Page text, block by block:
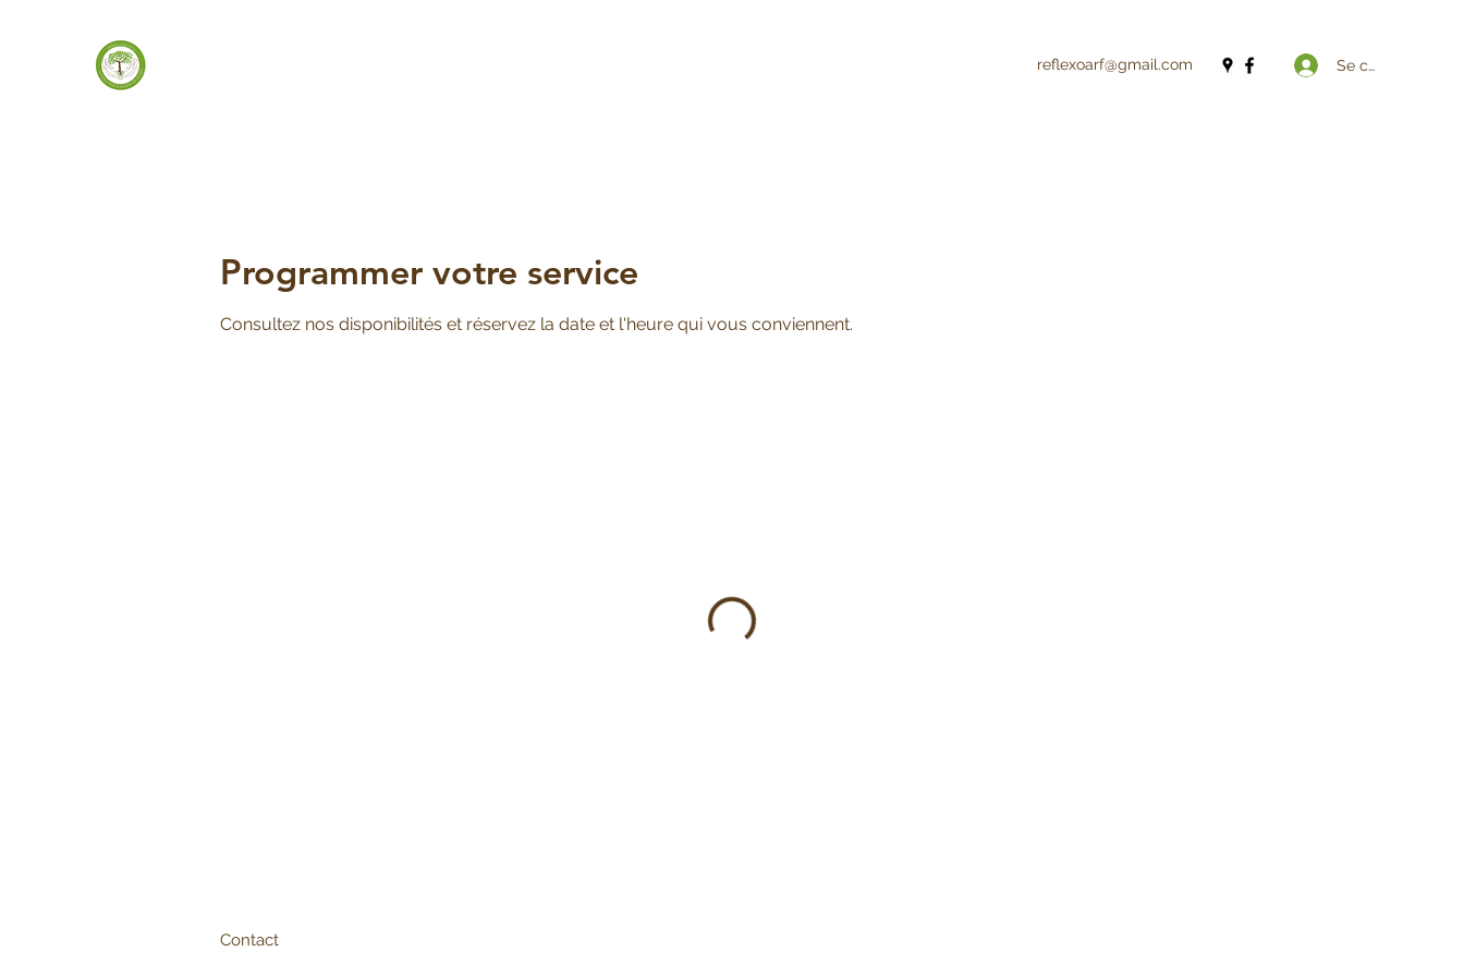
reflexoarf@gmail.com Se connecter
Programmer votre service
Consultez nos disponibilités et réservez la date et l'heure qui vous conviennent.
Contact